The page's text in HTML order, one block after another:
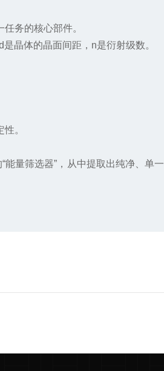
务的核心部件。
晶体的晶面间距，n是衍射级数。
。
量筛选器”，从中提取出纯净、单